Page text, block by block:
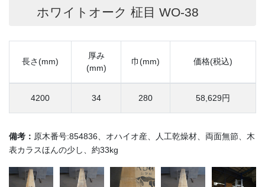
ホワイトオーク 柾目 WO-38
長さ(mm)
厚み
(mm)
巾(mm) 価格(税込)
4200 34 280 58,629円
備考： 原木番号:854836、オハイオ産、人工乾燥材、両面無節、木
表カラスほんの少し、約33kg